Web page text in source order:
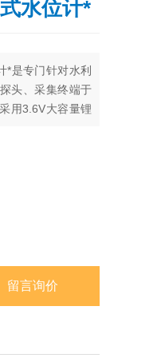
水位计*
*是专门针对水利
头、采集终端于
用3.6V大容量锂
留言询价